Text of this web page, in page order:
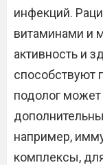
инфекций.
витаминами и
активность и
способствуют
подолог может
например,
комплексы,